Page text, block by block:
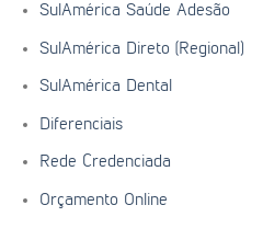
SulAmérica Saúde Adesão
SulAmérica Direto (Regional)
SulAmérica Dental
Diferenciais
Rede Credenciada
Orçamento Online